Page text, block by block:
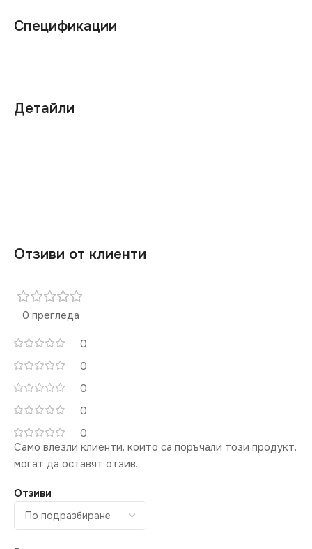
Детайли
Спецификации
Отзиви от клиенти
0 прегледа
0
0
0
0
0
Отзиви
Само влезли клиенти, които са поръчали този продукт,
могат да оставят отзив.